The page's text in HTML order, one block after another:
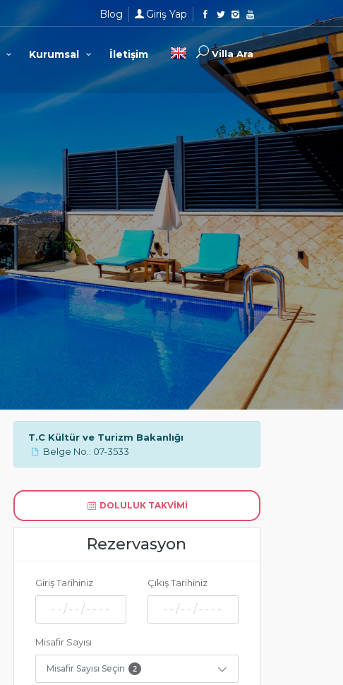
Blog Giriş Yap
Kurumsal İletişim Villa Ara
T.C Kültür ve Turizm Bakanlığı
Belge No.: 07-3533
DOLULUK TAKVIMI
Rezervasyon
Giriş Tarihiniz Çıkış Tarihiniz
Misafir Sayısı
Misafir Sayısı Seçin 2